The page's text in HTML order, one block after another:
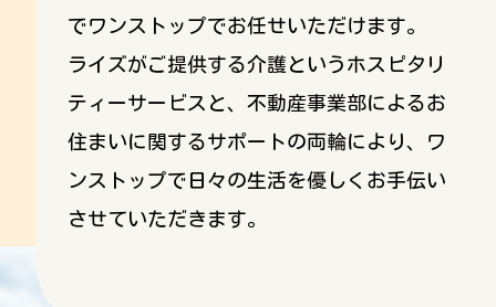
でワンストップでお任せいただけます。
ライズがご提供する介護というホスピタリ
ティーサービスと、不動産事業部によるお
住まいに関するサポートの両輪により、ワ
ンストップで日々の生活を優しくお手伝い
させていただきます。